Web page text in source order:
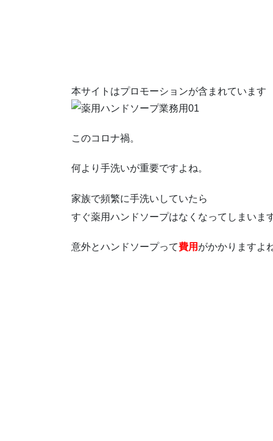
本サイトはプロモーションが含まれています
このコロナ禍。
何より手洗いが重要ですよね。
家族で頻繁に手洗いしていたら
すぐ薬用ハンドソープはなくなってしまいます
意外とハンドソープって費用 がかかりますよ